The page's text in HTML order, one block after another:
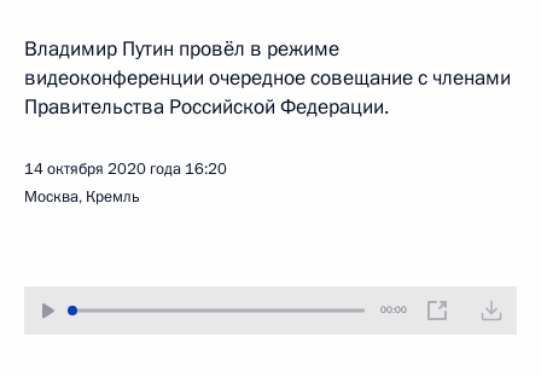
Владимир Путин провёл в режиме
видеоконференции очередное совещание с членами
Правительства Российской Федерации.
14 октября 2020 года 16:20
Москва, Кремль
00:00